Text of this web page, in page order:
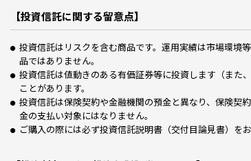
【投資信託に関する留意点】
投資信託はリスクを含む商品です。運用実績は市場環境
品ではありません。
投資信託は値動きのある有価証券等に投資します（また
ことがあります。
投資信託は保険契約や金融機関の預金と異なり、保険契
金の支払い対象にはなりません。
ご購入の際には必ず投資信託説明書（交付目論見書）を